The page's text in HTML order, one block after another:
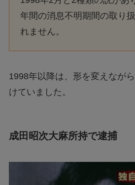
年間の消息不明期間の取り
れません。
1998年以降は、形を変えなが
けていました。
成田昭次大麻所持で逮捕